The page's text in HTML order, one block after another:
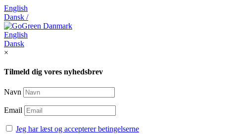
English
Dansk /
English
Dansk
×
Tilmeld dig vores nyhedsbrev
Navn
Email
Jeg har læst og accepterer betingelserne